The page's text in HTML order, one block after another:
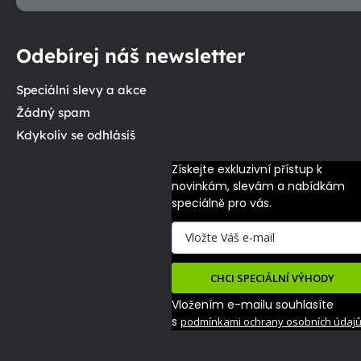
Odebírej náš newsletter
Speciální slevy a akce
Žádný spam
Kdykoliv se odhlásíš
Získejte exkluzivní přístup k
novinkám, slevám a nabídkám
speciálně pro vás.
CHCI SPECIÁLNÍ VÝHODY
Vložením e-mailu souhlasíte
s podmínkami ochrany osobních údajů